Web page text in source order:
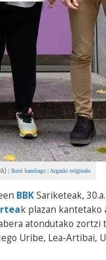
| Ikusi handiago | Argazki originala
BBKSariketeak,
k plazan kantetako
atondutako zortzi
Uribe, Lea-Artibai,